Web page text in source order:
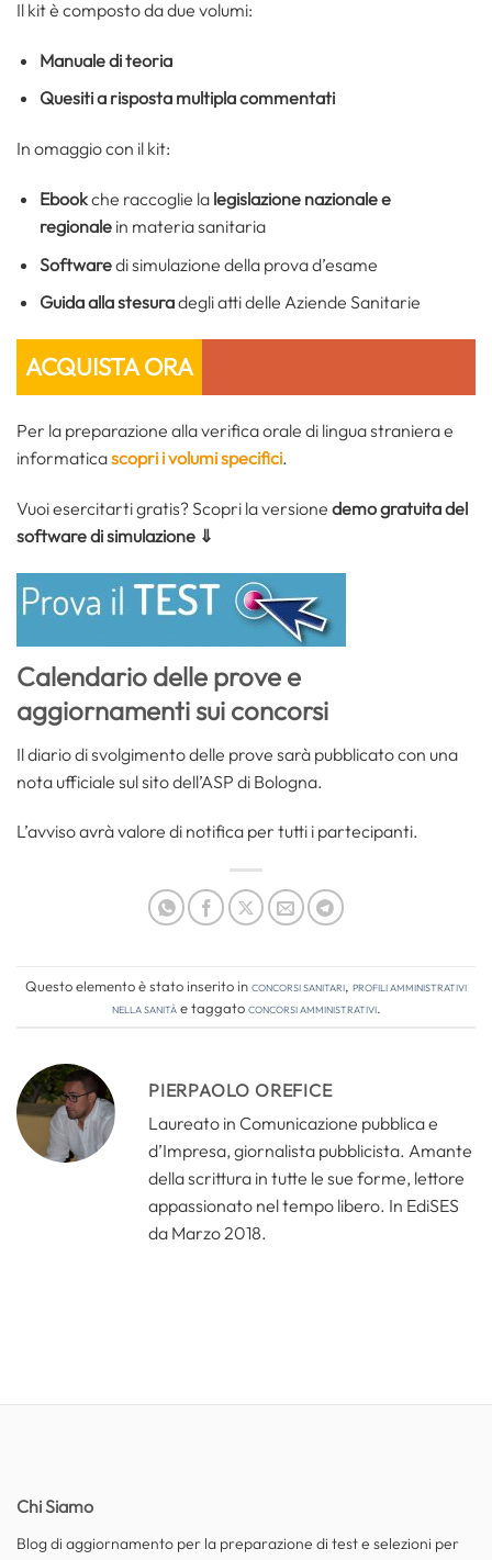
Il kit è composto da due volumi:
Manuale di teoria
Quesiti a risposta multipla commentati
In omaggio con il kit:
Ebookche raccoglie la legislazione nazionale e
regionale in materia sanitaria
Softwaredi simulazione della prova d’esame
Guida alla stesuradegli atti delle Aziende Sanitarie
ACQUISTA ORA
Per la preparazione alla verifica orale di lingua straniera e
informaticascopri i volumi specifici.
Vuoi esercitarti gratis? Scopri la versione demo gratuita del
software di simulazione ⇓
Calendario delle prove e
aggiornamenti sui concorsi
Il diario di svolgimento delle prove sarà pubblicato con una
nota ufficiale sul sito dell’ASP di Bologna.
L’avviso avrà valore di notifica per tutti i partecipanti.
Questo elemento è stato inserito inConcorsi Sanitari, Profili amministrativi
nella sanitàe taggatoconcorsi amministrativi.
PIERPAOLO OREFICE
Laureato in Comunicazione pubblica e
d’Impresa, giornalista pubblicista. Amante
della scrittura in tutte le sue forme, lettore
appassionato nel tempo libero. In EdiSES
da Marzo 2018.
Chi Siamo
Blog di aggiornamento per la preparazione di test e selezioni per